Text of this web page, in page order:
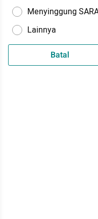
Menyinggung
Lainnya
Batal